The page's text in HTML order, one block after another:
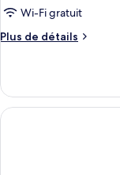
Wi-Fi gratuit
Plus de détails
Plus
le
type
de